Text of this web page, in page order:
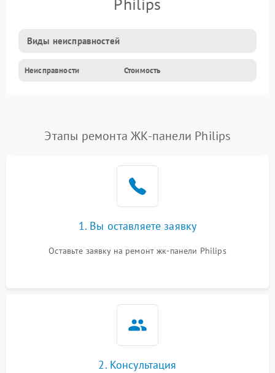
Виды неисправностей
Неисправности Стоимость
Этапы ремонта ЖК-панели Philips
1. Вы оставляете заявку
Оставьте заявку на ремонт жк-панели Philips
2. Консультация